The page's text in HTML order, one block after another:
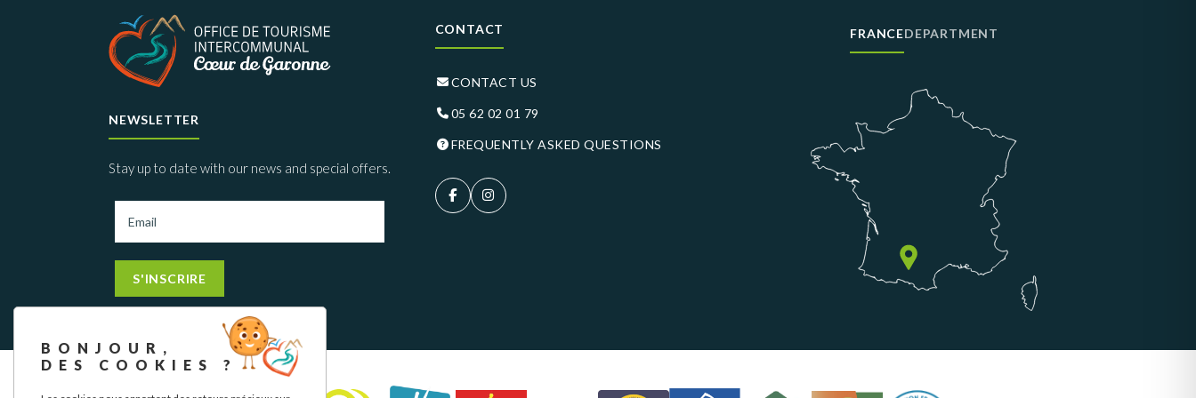
NEWSLETTER
Stay up to date with our news and special offers.
S'INSCRIRE
CONTACT
CONTACT US
05 62 02 01 79
FREQUENTLY ASKED QUESTIONS
FRANCEDEPARTMENT
BONJOUR,
DES COOKIES ?